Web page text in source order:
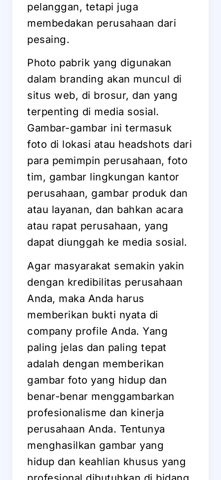
pelanggan, tetapi juga
membedakan perusahaan dari
pesaing.
Photo pabrik yang digunakan
dalam branding akan muncul di
situs web, di brosur, dan yang
terpenting di media sosial.
Gambar-gambar ini termasuk
foto di lokasi atau headshots dari
para pemimpin perusahaan, foto
tim, gambar lingkungan kantor
perusahaan, gambar produk dan
atau layanan, dan bahkan acara
atau rapat perusahaan, yang
dapat diunggah ke media sosial.
Agar masyarakat semakin yakin
dengan kredibilitas perusahaan
Anda, maka Anda harus
memberikan bukti nyata di
company profile Anda. Yang
paling jelas dan paling tepat
adalah dengan memberikan
gambar foto yang hidup dan
benar-benar menggambarkan
profesionalisme dan kinerja
perusahaan Anda. Tentunya
menghasilkan gambar yang
hidup dan keahlian khusus yang